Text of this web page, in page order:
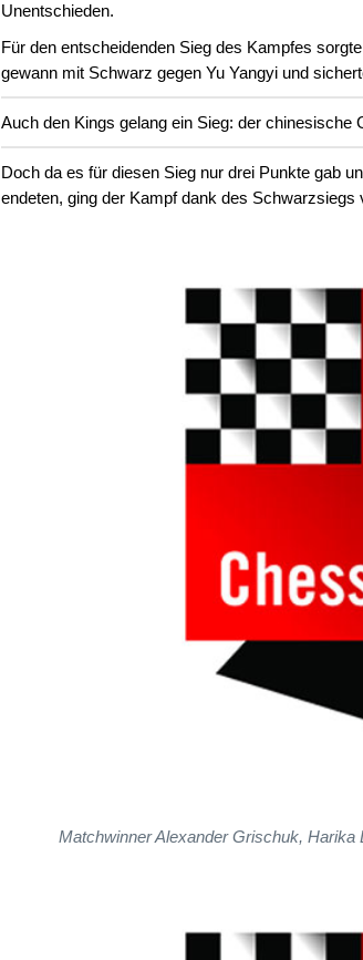
Unentschieden.
Für den entscheidenden Sieg des Kampfes
gewann mit Schwarz gegen Yu Yangyi und
Auch den Kings gelang ein Sieg: der
Doch da es für diesen Sieg nur drei Punkte gab
endeten, ging der Kampf dank des
Matchwinner Alexander Grischuk, Harika